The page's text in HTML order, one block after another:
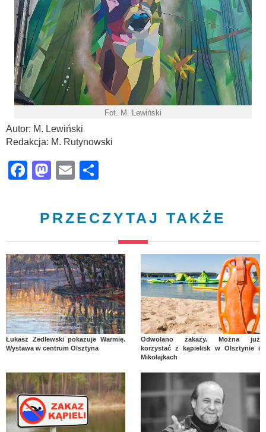
Fot. M. Lewiński
Autor: M. Lewiński
Redakcja: M. Rutynowski
Facebook
Mastodon
Email
PRZECZYTAJ TAKŻE
Łukasz Zedlewski pokazuje Warmię.
Wystawa w centrum Olsztyna
Odwołano zakazy. Można już
korzystać z kąpielisk w Olsztynie i
Mikołajkach